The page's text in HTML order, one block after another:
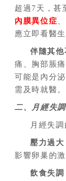
超過7天，甚
內膜異位症 、
應立即看醫生
伴隨其
痛、胸部脹
可能是內分
需及時就醫。
二、月經失
月經失
壓力過大
影響卵巢的
飲食失調